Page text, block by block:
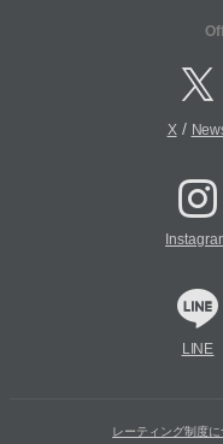
X/
LINE
レーティング制度に